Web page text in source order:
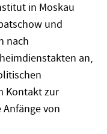
in Moskau
und
nach
an,
Kontakt zur
von